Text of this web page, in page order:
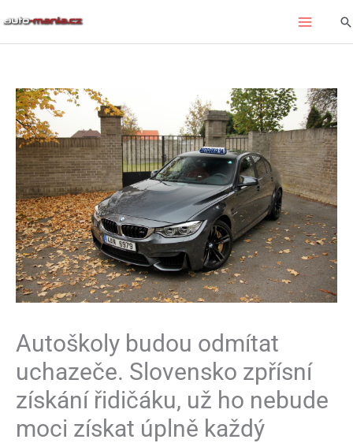
Autoškoly budou odmítat
uchazeče. Slovensko zpřísní
získání řidičáku, už ho nebude
moci získat úplně každý